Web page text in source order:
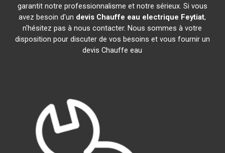
garantit notre professionnalisme et notre sérieux. Si vous
avez besoin d'un devis Chauffe eau electrique Feytiat,
n'hésitez pas à nous contacter. Nous sommes à votre
disposition pour discuter de vos besoins et vous fournir un
devis Chauffe eau